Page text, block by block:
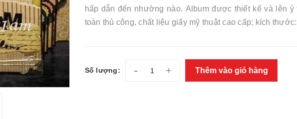
hấp dẫn đến nhường nào. Album được thiết kế và lên ý
toàn thủ công,chất liệu giấy mỹ thuật cao cấp; kích
Số lượng: - + Thêm vào giỏ hàng